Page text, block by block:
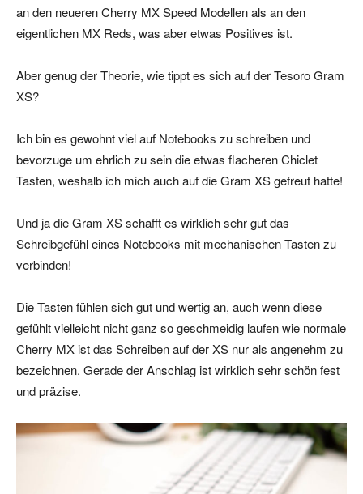
an den neueren Cherry MX Speed Modellen als an den
eigentlichen MX Reds, was aber etwas Positives ist.
Aber genug der Theorie, wie tippt es sich auf der Tesoro Gram
XS?
Ich bin es gewohnt viel auf Notebooks zu schreiben und
bevorzuge um ehrlich zu sein die etwas flacheren Chiclet
Tasten, weshalb ich mich auch auf die Gram XS gefreut hatte!
Und ja die Gram XS schafft es wirklich sehr gut das
Schreibgefühl eines Notebooks mit mechanischen Tasten zu
verbinden!
Die Tasten fühlen sich gut und wertig an, auch wenn diese
gefühlt vielleicht nicht ganz so geschmeidig laufen wie normale
Cherry MX ist das Schreiben auf der XS nur als angenehm zu
bezeichnen. Gerade der Anschlag ist wirklich sehr schön fest
und präzise.